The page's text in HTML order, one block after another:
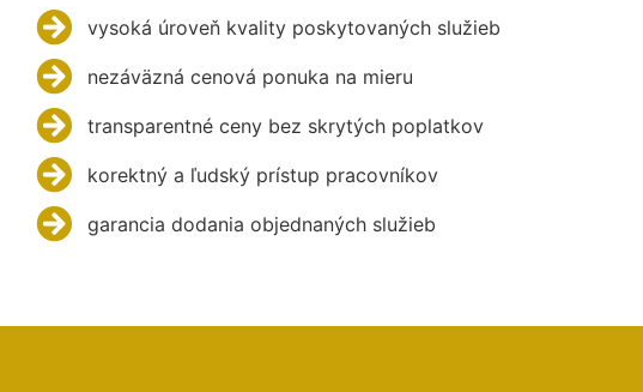
vysoká úroveň kvality poskytovaných služieb
nezáväzná cenová ponuka na mieru
transparentné ceny bez skrytých poplatkov
korektný a ľudský prístup pracovníkov
garancia dodania objednaných služieb